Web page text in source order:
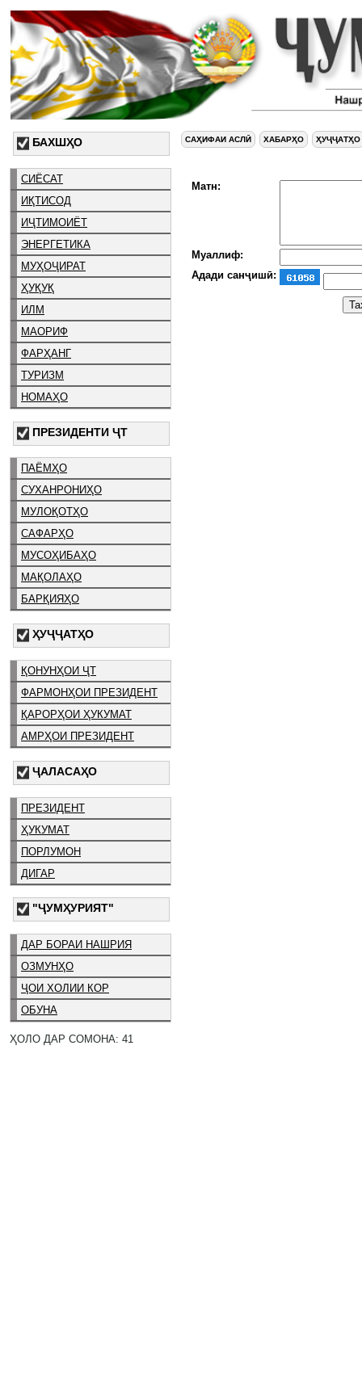
БАХШҲО
СИЁСАТ
ИҚТИСОД
ИҶТИМОИЁТ
ЭНЕРГЕТИКА
МУҲОҶИРАТ
ҲУҚУҚ
ИЛМ
МАОРИФ
ФАРҲАНГ
ТУРИЗМ
НОМАҲО
ПРЕЗИДЕНТИ ҶТ
ПАЁМҲО
СУХАНРОНИҲО
МУЛОҚОТҲО
САФАРҲО
МУСОҲИБАҲО
МАҚОЛАҲО
БАРҚИЯҲО
ҲУҶҶАТҲО
ҚОНУНҲОИ ҶТ
ФАРМОНҲОИ ПРЕЗИДЕНТ
ҚАРОРҲОИ ҲУКУМАТ
АМРҲОИ ПРЕЗИДЕНТ
ҶАЛАСАҲО
ПРЕЗИДЕНТ
ҲУКУМАТ
ПОРЛУМОН
ДИГАР
"ҶУМҲУРИЯТ"
ДАР БОРАИ НАШРИЯ
ОЗМУНҲО
ҶОИ ХОЛИИ КОР
ОБУНА
ҲОЛО ДАР СОМОНА: 41
САҲИФАИ АСЛӢ ХАБАРҲО ҲУҶҶАТҲО
Матн:
Муаллиф:
Адади санҷишӣ: